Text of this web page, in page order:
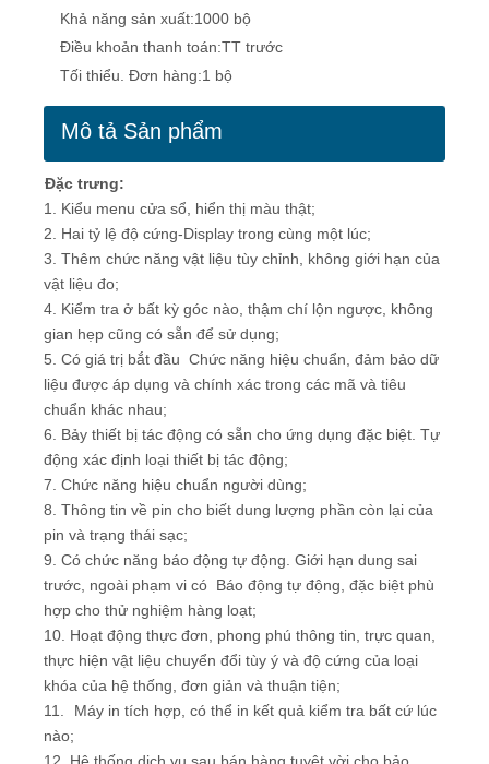
Khả năng sản xuất:1000 bộ
Điều khoản thanh toán:TT trước
Tối thiểu. Đơn hàng:1 bộ
Mô tả Sản phẩm
Đặc trưng:
1. Kiểu menu cửa sổ, hiển thị màu thật;
2. Hai tỷ lệ độ cứng-Display trong cùng một lúc;
3. Thêm chức năng vật liệu tùy chỉnh, không giới hạn của
vật liệu đo;
4. Kiểm tra ở bất kỳ góc nào, thậm chí lộn ngược, không
gian hẹp cũng có sẵn để sử dụng;
5. Có giá trị bắt đầu Chức năng hiệu chuẩn, đảm bảo dữ
liệu được áp dụng và chính xác trong các mã và tiêu
chuẩn khác nhau;
6. Bảy thiết bị tác động có sẵn cho ứng dụng đặc biệt. Tự
động xác định loại thiết bị tác động;
7. Chức năng hiệu chuẩn người dùng;
8. Thông tin về pin cho biết dung lượng phần còn lại của
pin và trạng thái sạc;
9. Có chức năng báo động tự động. Giới hạn dung sai
trước, ngoài phạm vi có Báo động tự động, đặc biệt phù
hợp cho thử nghiệm hàng loạt;
10. Hoạt động thực đơn, phong phú thông tin, trực quan,
thực hiện vật liệu chuyển đổi tùy ý và độ cứng của loại
khóa của hệ thống, đơn giản và thuận tiện;
11.
Máy in tích hợp, có thể in kết quả kiểm tra bất cứ lúc
nào;